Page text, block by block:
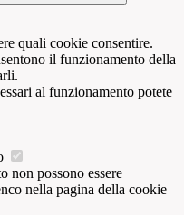
quali cookie consentire.
il funzionamento della
al funzionamento potete
non possono essere
nella pagina della cookie